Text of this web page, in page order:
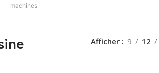
machines
Afficher 9 12